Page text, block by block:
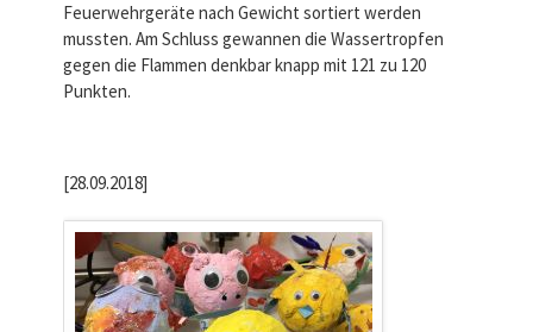
Feuerwehrgeräte nach Gewicht sortiert werden
mussten. Am Schluss gewannen die Wassertropfen
gegen die Flammen denkbar knapp mit 121 zu 120
Punkten.
[28.09.2018]